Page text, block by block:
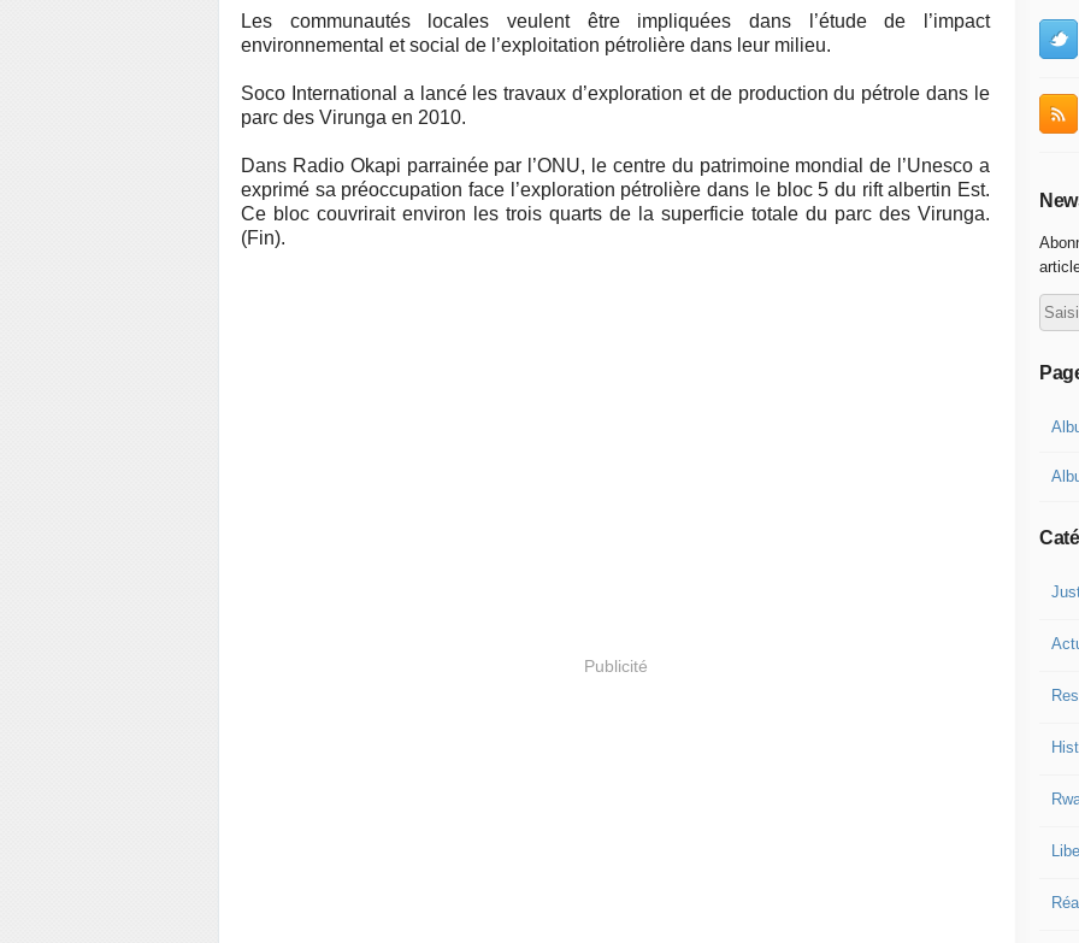
Les communautés locales veulent être impliquées dans l’étude de l’impact
environnemental et social de l’exploitation pétrolière dans leur milieu.
Soco International a lancé les travaux d’exploration et de production du pétrole dans le
parc des Virunga en 2010.
Dans Radio Okapi parrainée par l’ONU, le centre du patrimoine mondial de l’Unesco a
exprimé sa préoccupation face l’exploration pétrolière dans le bloc 5 du rift albertin Est.
Ce bloc couvrirait environ les trois quarts de la superficie totale du parc des Virunga.
(Fin).
Publicité